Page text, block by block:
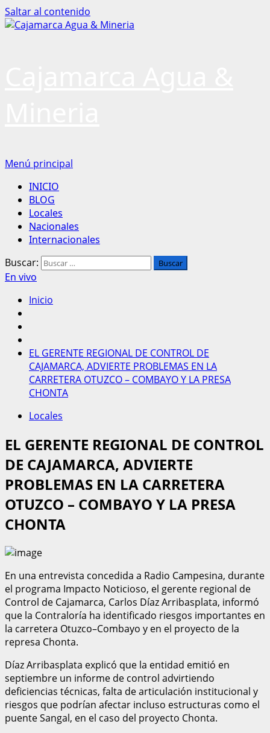
Saltar al contenido
Menú principal
INICIO
BLOG
Locales
Nacionales
Internacionales
Buscar:
En vivo
Inicio
EL GERENTE REGIONAL DE CONTROL DE
CAJAMARCA, ADVIERTE PROBLEMAS EN LA
CARRETERA OTUZCO – COMBAYO Y LA PRESA
CHONTA
Locales
EL GERENTE REGIONAL DE CONTROL
DE CAJAMARCA, ADVIERTE
PROBLEMAS EN LA CARRETERA
OTUZCO – COMBAYO Y LA PRESA
CHONTA
En una entrevista concedida a Radio Campesina, durante
el programa Impacto Noticioso, el gerente regional de
Control de Cajamarca, Carlos Díaz Arribasplata, informó
que la Contraloría ha identificado riesgos importantes en
la carretera Otuzco–Combayo y en el proyecto de la
represa Chonta.
Díaz Arribasplata explicó que la entidad emitió en
septiembre un informe de control advirtiendo
deficiencias técnicas, falta de articulación institucional y
riesgos que podrían afectar incluso estructuras como el
puente Sangal, en el caso del proyecto Chonta.